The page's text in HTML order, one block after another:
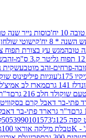
כוסות נייר שנה טובה
* 8 יח' קישוטי שולחן -3 עיצובים
מגש עץ בצורת תפוח צבע
שקית נייר 30/23/10 ס"מ-שנה
עוגיות פיליפינוס שוקולד
מארז לב אמיצ'לי 125
חלב 216 גרם
פתי-בר דאבל קרם בסקוויט
ד"ר גרארד פתי-בר דאבל
125ג' 5053990101573
טבלת מילקה אוראו 100ג' K